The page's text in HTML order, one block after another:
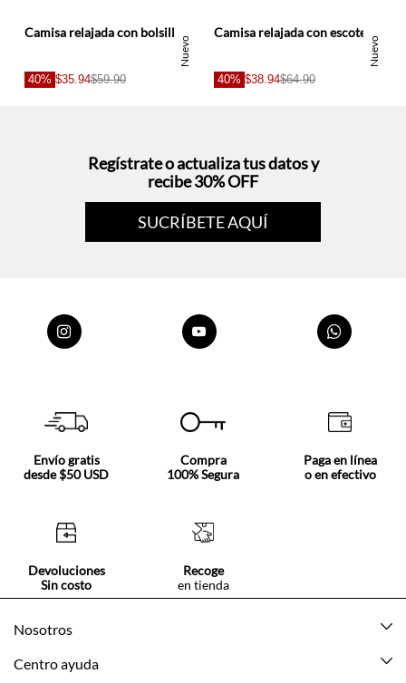
Nuevo
Camisa relajada con bolsillos XL en lino chocolate para mujer
40% $35.94$59.90
Nuevo
Camisa relajada con escote en V profundo en algodón blanco para mujer
40% $38.94$64.90
Regístrate o actualiza tus datos y
recibe 30% OFF
SUCRÍBETE AQUÍ
Envío gratis
desde $50 USD
Compra
100% Segura
Paga en línea
o en efectivo
Devoluciones
Sin costo
Recoge
en tienda
Nosotros
Acerca de Tennis
Centro ayuda